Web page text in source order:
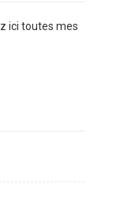
ici toutes mes